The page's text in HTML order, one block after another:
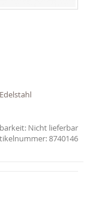
Nicht lieferbar
8740146